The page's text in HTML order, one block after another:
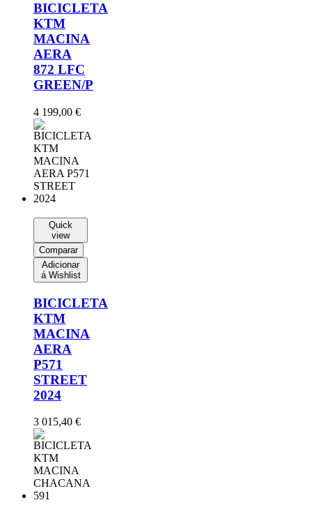
BICICLETA
KTM
MACINA
AERA
872 LFC
GREEN/P
4 199,00 €
Quick
view
Comparar
Adicionar
á Wishlist
BICICLETA
KTM
MACINA
AERA
P571
STREET
2024
3 015,40 €